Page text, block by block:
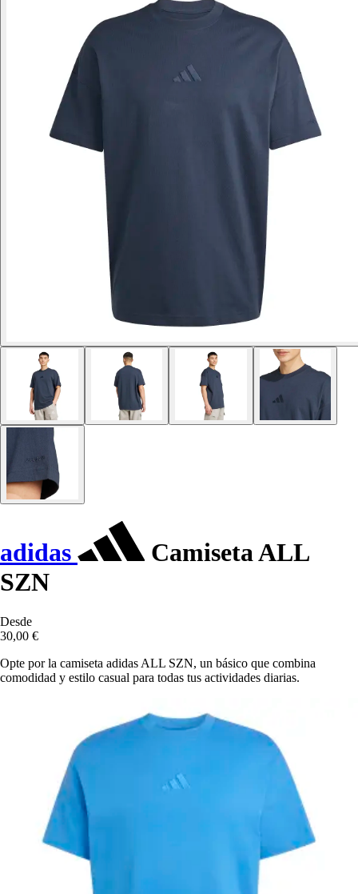
adidas
Camiseta ALL
SZN
Desde
30,00 €
Opte por la camiseta adidas ALL SZN, un básico que combina
comodidad y estilo casual para todas tus actividades diarias.